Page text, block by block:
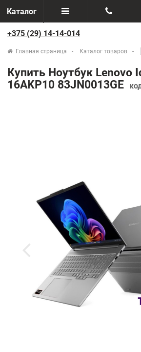
Каталог
Отзывы
Производители
+375(29) 888-44-44
+375 (29) 14-14-014
Главная страница Каталог товаров
Купить Ноутбук Lenovo
16AKP10 83JN0013GE